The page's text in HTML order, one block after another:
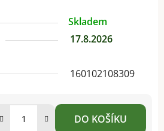
Skladem
17.8.2026
160102108309
DO KOŠÍKU